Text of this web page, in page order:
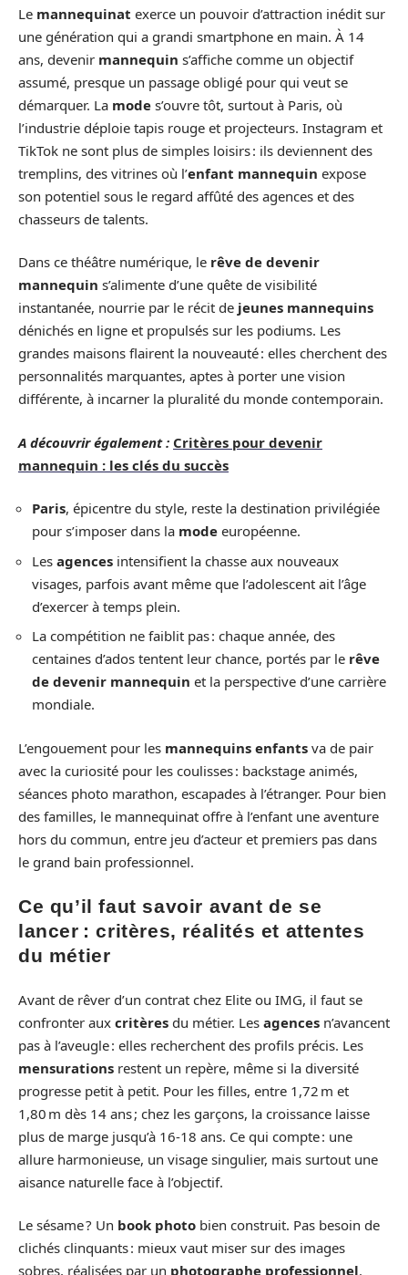
Le mannequinat exerce un pouvoir d’attraction inédit sur
une génération qui a grandi smartphone en main. À 14
ans, devenir mannequin s’affiche comme un objectif
assumé, presque un passage obligé pour qui veut se
démarquer. La mode s’ouvre tôt, surtout à Paris, où
l’industrie déploie tapis rouge et projecteurs. Instagram et
TikTok ne sont plus de simples loisirs : ils deviennent des
tremplins, des vitrines où l’enfant mannequin expose
son potentiel sous le regard affûté des agences et des
chasseurs de talents.
Dans ce théâtre numérique, le rêve de devenir
mannequin s’alimente d’une quête de visibilité
instantanée, nourrie par le récit de jeunes mannequins
dénichés en ligne et propulsés sur les podiums. Les
grandes maisons flairent la nouveauté : elles cherchent des
personnalités marquantes, aptes à porter une vision
différente, à incarner la pluralité du monde contemporain.
A découvrir également : Critères pour devenir
mannequin : les clés du succès
Paris, épicentre du style, reste la destination privilégiée
pour s’imposer dans la mode européenne.
Les agences intensifient la chasse aux nouveaux
visages, parfois avant même que l’adolescent ait l’âge
d’exercer à temps plein.
La compétition ne faiblit pas : chaque année, des
centaines d’ados tentent leur chance, portés par le rêve
de devenir mannequin et la perspective d’une carrière
mondiale.
L’engouement pour les mannequins enfants va de pair
avec la curiosité pour les coulisses : backstage animés,
séances photo marathon, escapades à l’étranger. Pour bien
des familles, le mannequinat offre à l’enfant une aventure
hors du commun, entre jeu d’acteur et premiers pas dans
le grand bain professionnel.
Ce qu’il faut savoir avant de se
lancer : critères, réalités et attentes
du métier
Avant de rêver d’un contrat chez Elite ou IMG, il faut se
confronter aux critères du métier. Les agences n’avancent
pas à l’aveugle : elles recherchent des profils précis. Les
mensurations restent un repère, même si la diversité
progresse petit à petit. Pour les filles, entre 1,72 m et
1,80 m dès 14 ans ; chez les garçons, la croissance laisse
plus de marge jusqu’à 16-18 ans. Ce qui compte : une
allure harmonieuse, un visage singulier, mais surtout une
aisance naturelle face à l’objectif.
Le sésame ? Un book photo bien construit. Pas besoin de
clichés clinquants : mieux vaut miser sur des images
sobres, réalisées par un photographe professionnel.